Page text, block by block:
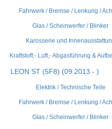
Fahrwerk / Bremse / Lenkung /
Glas / Scheinwerfer / Blinker
Karosserie und
Kraftstoff,- Luft,- Abgasführung &
LEON ST (5F8) (09 2013 - )
Elektrik / Technische Teile
Fahrwerk / Bremse / Lenkung /
Glas / Scheinwerfer / Blinker